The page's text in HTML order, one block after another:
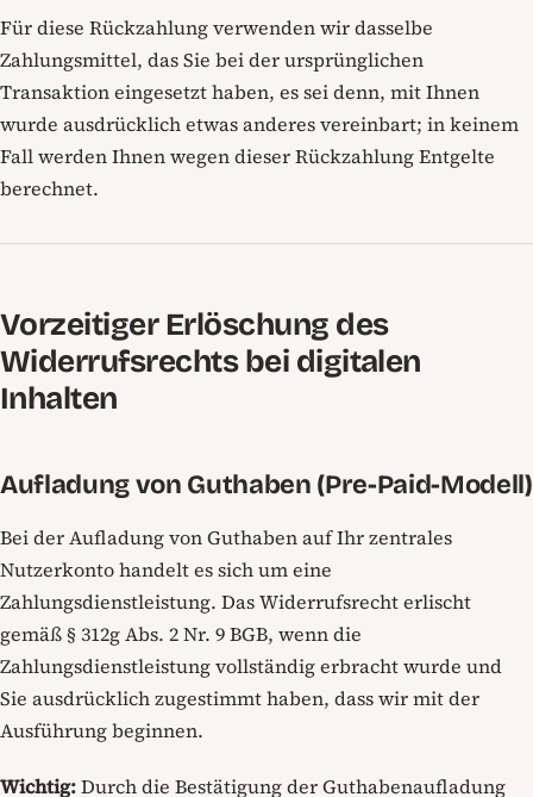
Für diese Rückzahlung verwenden wir dasselbe
Zahlungsmittel, das Sie bei der ursprünglichen
Transaktion eingesetzt haben, es sei denn, mit Ihnen
wurde ausdrücklich etwas anderes vereinbart; in keinem
Fall werden Ihnen wegen dieser Rückzahlung Entgelte
berechnet.
Vorzeitiger Erlöschung des
Widerrufsrechts bei digitalen
Inhalten
Aufladung von Guthaben (Pre-Paid-Modell)
Bei der Aufladung von Guthaben auf Ihr zentrales
Nutzerkonto handelt es sich um eine
Zahlungsdienstleistung. Das Widerrufsrecht erlischt
gemäß § 312g Abs. 2 Nr. 9 BGB, wenn die
Zahlungsdienstleistung vollständig erbracht wurde und
Sie ausdrücklich zugestimmt haben, dass wir mit der
Ausführung beginnen.
Wichtig:Durch die Bestätigung der Guthabenaufladung